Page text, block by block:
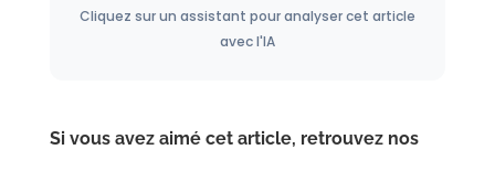
Cliquez sur un assistant pour analyser cet article
avec l'IA
Si vous avez aimé cet article, retrouvez nos